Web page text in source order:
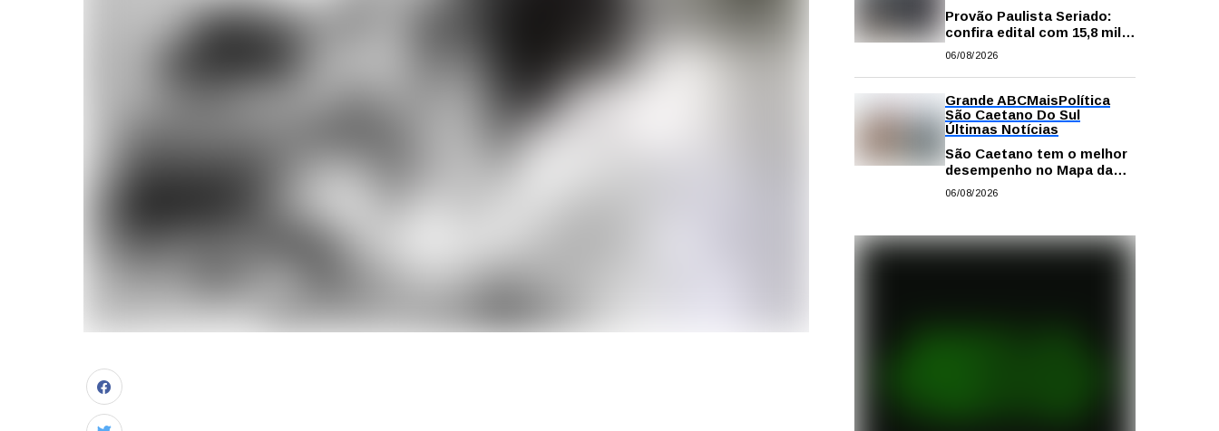
Provão Paulista Seriado:
confira edital com 15,8 mil
vagas para ensino superior
06/08/2026
Grande ABCMaisPolítica
São Caetano Do Sul
Últimas Notícias
São Caetano tem o melhor
desempenho no Mapa da
Desigualdade da Grande SP
06/08/2026